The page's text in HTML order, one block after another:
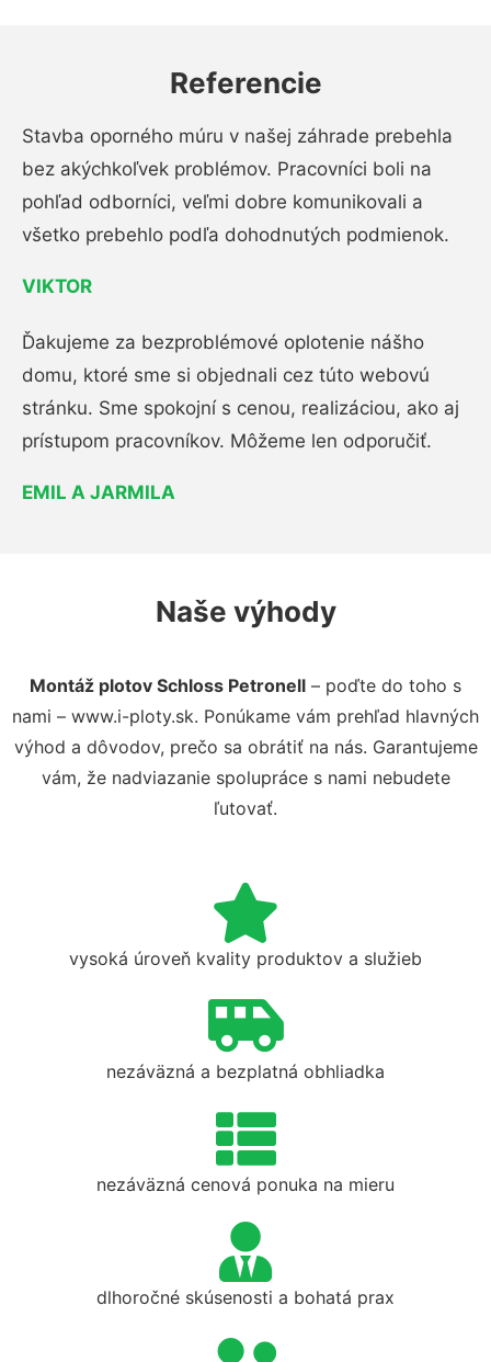
Referencie
Stavba oporného múru v našej záhrade prebehla
bez akýchkoľvek problémov. Pracovníci boli na
pohľad odborníci, veľmi dobre komunikovali a
všetko prebehlo podľa dohodnutých podmienok.
VIKTOR
Ďakujeme za bezproblémové oplotenie nášho
domu, ktoré sme si objednali cez túto webovú
stránku. Sme spokojní s cenou, realizáciou, ako aj
prístupom pracovníkov. Môžeme len odporučiť.
EMIL A JARMILA
Naše výhody
Montáž plotov Schloss Petronell – poďte do toho s
nami – www.i-ploty.sk. Ponúkame vám prehľad hlavných
výhod a dôvodov, prečo sa obrátiť na nás. Garantujeme
vám, že nadviazanie spolupráce s nami nebudete
ľutovať.
vysoká úroveň kvality produktov a služieb
nezáväzná a bezplatná obhliadka
nezáväzná cenová ponuka na mieru
dlhoročné skúsenosti a bohatá prax